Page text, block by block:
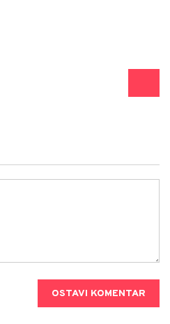
OSTAVI KOMENTAR